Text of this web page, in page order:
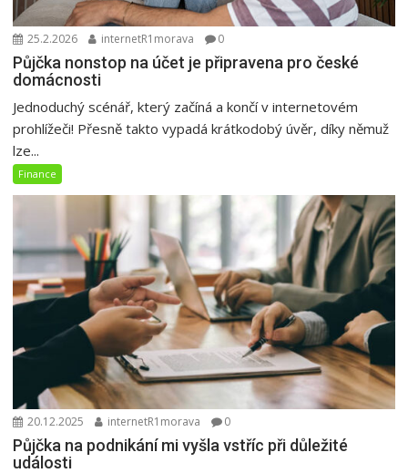
25.2.2026 internetR1morava 0
Půjčka nonstop na účet je připravena pro české
domácnosti
Jednoduchý scénář, který začíná a končí v internetovém
prohlížeči! Přesně takto vypadá krátkodobý úvěr, díky němuž
lze...
Finance
20.12.2025 internetR1morava 0
Půjčka na podnikání mi vyšla vstříc při důležité
události